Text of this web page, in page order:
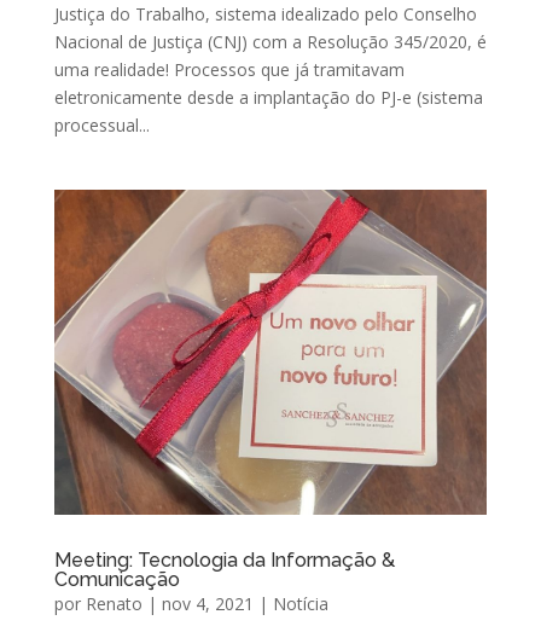
Justiça do Trabalho, sistema idealizado pelo Conselho
Nacional de Justiça (CNJ) com a Resolução 345/2020, é
uma realidade! Processos que já tramitavam
eletronicamente desde a implantação do PJ-e (sistema
processual...
Meeting: Tecnologia da Informação &
Comunicação
por Renato | nov 4, 2021 | Notícia